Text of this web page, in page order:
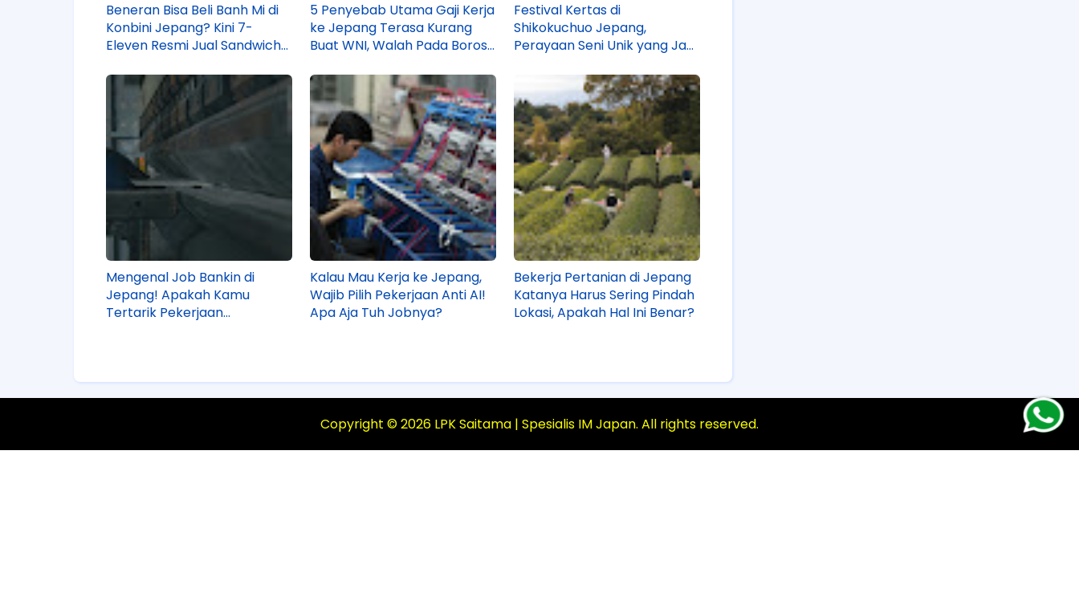
Beneran Bisa Beli Banh Mi di
Konbini Jepang? Kini 7-
Eleven Resmi Jual Sandwich
5 Penyebab Utama Gaji Kerja
ke Jepang Terasa Kurang
Buat WNI, Walah Pada Boros
Festival Kertas di
Shikokuchuo Jepang,
Perayaan Seni Unik yang Jadi
Mengenal Job Bankin di
Jepang! Apakah Kamu
Tertarik Pekerjaan
Kalau Mau Kerja ke Jepang,
Wajib Pilih Pekerjaan Anti AI!
Apa Aja Tuh Jobnya?
Bekerja Pertanian di Jepang
Katanya Harus Sering Pindah
Lokasi, Apakah Hal Ini Benar?
Copyright ©2026 LPK Saitama | Spesialis IM Japan. All rights reserved.